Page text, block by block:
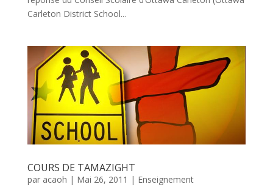
Carleton District School...
COURS DE TAMAZIGHT
par acaoh | Mai 26, 2011 | Enseignement